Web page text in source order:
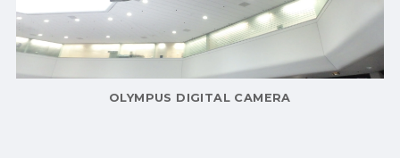
OLYMPUS DIGITAL CAMERA